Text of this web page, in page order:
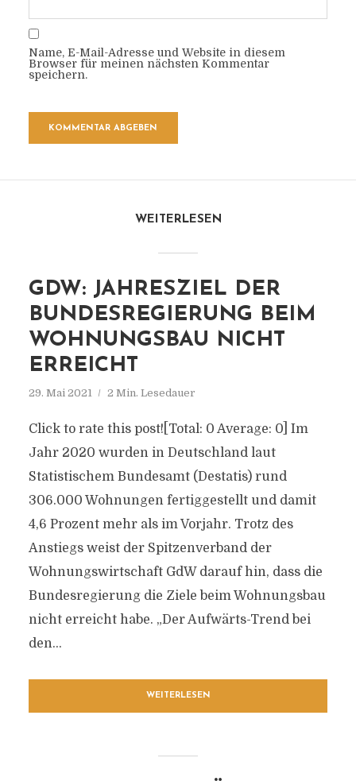
Name, E-Mail-Adresse und Website in diesem
Browser für meinen nächsten Kommentar
speichern.
WEITERLESEN
GDW: JAHRESZIEL DER
BUNDESREGIERUNG BEIM
WOHNUNGSBAU NICHT
ERREICHT
29. Mai 2021 2 Min. Lesedauer
Click to rate this post![Total: 0 Average: 0] Im
Jahr 2020 wurden in Deutschland laut
Statistischem Bundesamt (Destatis) rund
306.000 Wohnungen fertiggestellt und damit
4,6 Prozent mehr als im Vorjahr. Trotz des
Anstiegs weist der Spitzenverband der
Wohnungswirtschaft GdW darauf hin, dass die
Bundesregierung die Ziele beim Wohnungsbau
nicht erreicht habe. „Der Aufwärts-Trend bei
den...
WEITERLESEN